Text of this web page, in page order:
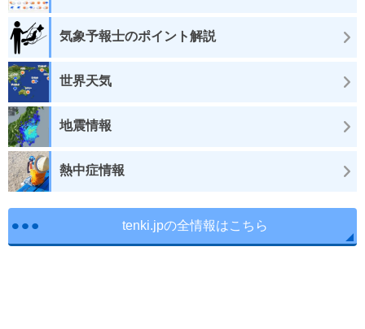
気象予報士のポイント解説
世界天気
地震情報
熱中症情報
tenki.jpの全情報はこちら